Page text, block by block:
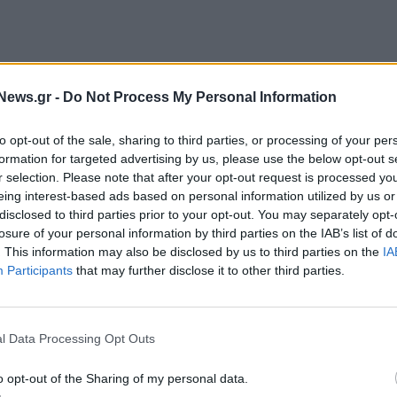
- Do Not Process My Personal Information
opt-out of the sale, sharing to third parties, or processing of your
for targeted advertising by us, please use the below opt-out
selection. Please note that after your opt-out request is processed
interest-based ads based on personal information utilized by us
to third parties prior to your opt-out. You may separately
of your personal information by third parties on the IAB’s list of
This information may also be disclosed by us to third parties on the
Participants that may further disclose it to other third parties.
Data Processing Opt Outs
opt-out of the Sharing of my personal data.
τηλεόραση IRIB και το πρακτορείο
ότι «επλήγησαν» δυο πλοία τα οποία
του Ορμούζ».«Έπειτα από επανειλημμένες
αμερικανό εχθρό, το στενό του Ορμούζ θα
εξάλλου το ναυτικό των Φρουρών της
σύμφωνα με το IRIB.«Προειδοποιούμε ότι
του στον περσικό κόλπο και στη θάλασσα
θα θεωρηθεί συνεργασία με τον εχθρό»,
χθες το απόγευμα (ώρα Ουάσιγκτον· τις πρώτες